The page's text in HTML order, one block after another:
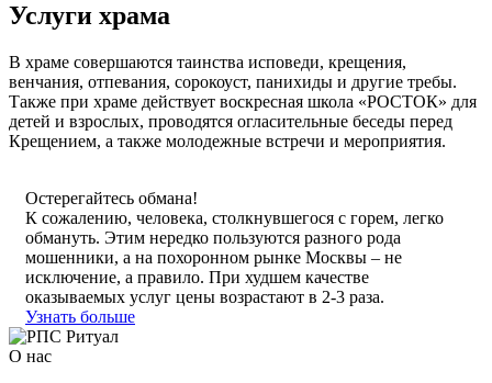
Услуги храма
В храме совершаются таинства исповеди, крещения,
венчания, отпевания, сорокоуст, панихиды и другие требы.
Также при храме действует воскресная школа «РОСТОК» для
детей и взрослых, проводятся огласительные беседы перед
Крещением, а также молодежные встречи и мероприятия.
Остерегайтесь обмана!
К сожалению, человека, столкнувшегося с горем, легко
обмануть. Этим нередко пользуются разного рода
мошенники, а на похоронном рынке Москвы – не
исключение, а правило. При худшем качестве
оказываемых услуг цены возрастают в 2-3 раза.
Узнать больше
О нас